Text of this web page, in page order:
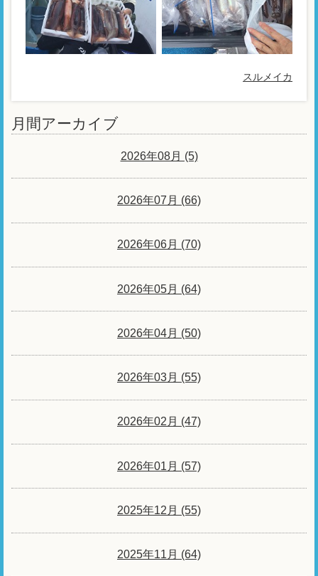
スルメイカ
月間アーカイブ
2026年08月 (5)
2026年07月 (66)
2026年06月 (70)
2026年05月 (64)
2026年04月 (50)
2026年03月 (55)
2026年02月 (47)
2026年01月 (57)
2025年12月 (55)
2025年11月 (64)